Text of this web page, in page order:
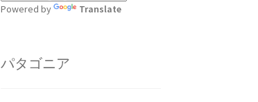
Powered by Translate
パタゴニア